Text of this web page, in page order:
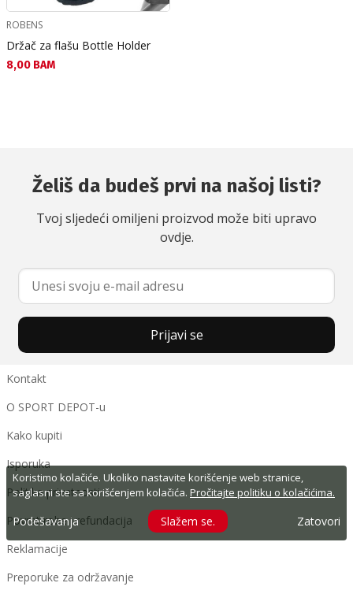
Koristimo kolačiće. Ukoliko nastavite korišćenje web stranice,
saglasni ste sa korišćenjem kolačića. Pročitajte politiku o kolačićima.
Podešavanja Slažem se. Zatovori
ROBENS
Držač za flašu Bottle Holder
Текуща цена:
8,00 BAM
Želiš da budeš prvi na našoj listi?
Tvoj sljedeći omiljeni proizvod može biti upravo
ovdje.
Prijavi se
Kontakt
O SPORT DEPOT-u
Kako kupiti
Isporuka
Politika privatnosti
Povrat robe i refundacija
Reklamacije
Preporuke za održavanje